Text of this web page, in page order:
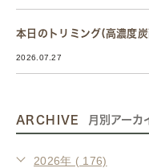
本日のトリミング(高濃度
2026.07.27
ARCHIVE 月別アーカ
2026年 ( 176)